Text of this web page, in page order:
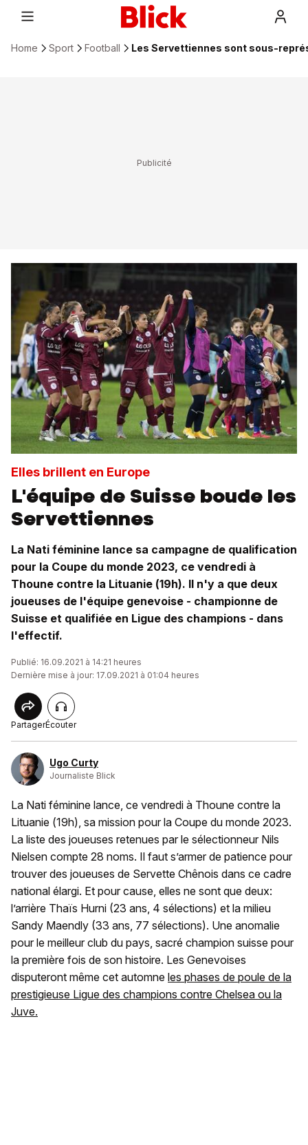
Home Sport Football Les Servettiennes sont sous-
Elles brillent en Europe
L'équipe de Suisse boude les
Servettiennes
La Nati féminine lance sa campagne de qualification
pour la Coupe du monde 2023, ce vendredi à
Thoune contre la Lituanie (19h). Il n'y a que deux
joueuses de l'équipe genevoise - championne de
Suisse et qualifiée en Ligue des champions - dans
l'effectif.
Publié: 16.09.2021 à 14:21 heures
Dernière mise à jour: 17.09.2021 à 01:04 heures
PartagerÉcouter
Ugo Curty
Journaliste Blick
La Nati féminine lance, ce vendredi à Thoune contre la
Lituanie (19h), sa mission pour la Coupe du monde 2023.
La liste des joueuses retenues par le sélectionneur Nils
Nielsen compte 28 noms. Il faut s’armer de patience pour
trouver des joueuses de Servette Chênois dans ce cadre
national élargi. Et pour cause, elles ne sont que deux:
l’arrière Thaïs Hurni (23 ans, 4 sélections) et la milieu
Sandy Maendly (33 ans, 77 sélections). Une anomalie
pour le meilleur club du pays, sacré champion suisse pour
la première fois de son histoire. Les Genevoises
disputeront même cet automne les phases de poule de la
prestigieuse Ligue des champions contre Chelsea ou la
Juve.